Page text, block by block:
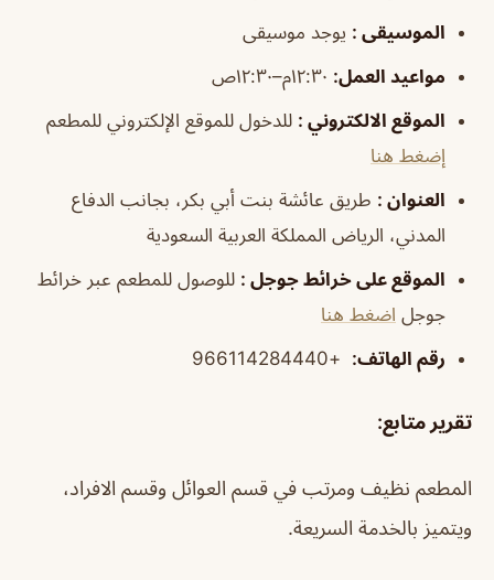
الموسيقى : يوجد موسيقى
مواعيد العمل:
الموقع الالكتروني : للدخول للموقع الإلكتروني للمطعم
إضغط هنا
العنوان : طريق عائشة بنت أبي بكر، بجانب الدفاع
المدني، الرياض المملكة العربية السعودية
الموقع على خرائط جوجل : للوصول للمطعم عبر خرائط
جوجل اضغط هنا
رقم الهاتف:
+966114284440
تقرير متابع:
المطعم ‏نظيف ‏ومرتب ‏في قسم العوائل ‏وقسم الافراد،
ويتميز بالخدمة السريعة.